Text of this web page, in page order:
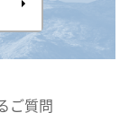
ご質問